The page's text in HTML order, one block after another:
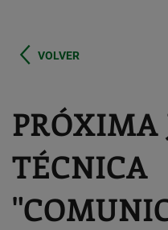
VOLVER
PRÓXIMA
TÉCNICA